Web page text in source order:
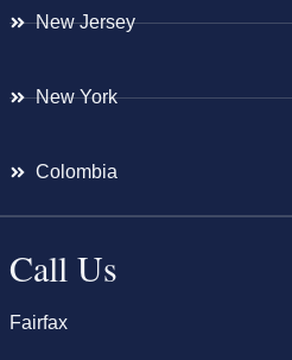
New Jersey
New York
Colombia
Call Us
Fairfax